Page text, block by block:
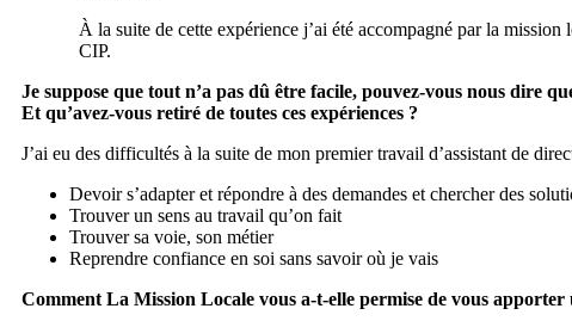
À la suite de cette expérience j’ai été accompagné par la
CIP.
Je suppose que tout n’a pas dû être facile, pouvez-vous nous dire
Et qu’avez-vous retiré de toutes ces expériences ?
J’ai eu des difficultés à la suite de mon premier travail d’assistant de
Devoir s’adapter et répondre à des demandes et chercher des
Trouver un sens au travail qu’on fait
Trouver sa voie, son métier
Reprendre confiance en soi sans savoir où je vais
Comment La Mission Locale vous a-t-elle permise de vous apporter